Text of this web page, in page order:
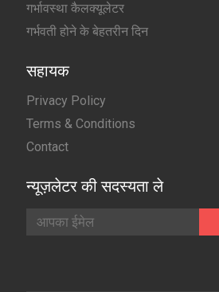
गर्भावस्था कैलक्यूलेटर
गर्भवती होने के बेहतरीन दिन
सहायक
Privacy Policy
Terms & Conditions
Contact
न्यूज़लेटर की सदस्यता ले